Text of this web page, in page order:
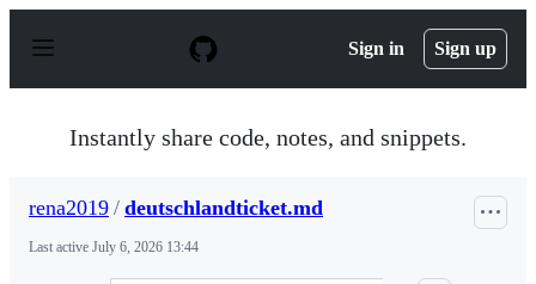
p
Sign in Sign up
Instantly share code, notes, and snippets.
rena2019 / deutschlandticket.md
Last active July 6, 2026 13:44